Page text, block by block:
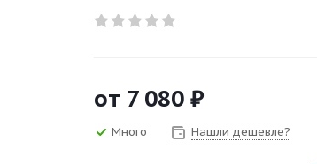
от 7 080 ₽
Много Нашли дешевле?